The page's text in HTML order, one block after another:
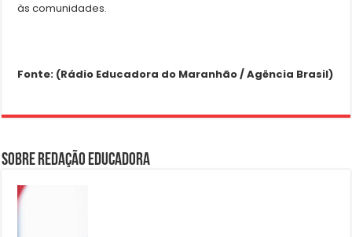
às comunidades.
Fonte: (Rádio Educadora do Maranhão / Agência Brasil)
Sobre Redação Educadora